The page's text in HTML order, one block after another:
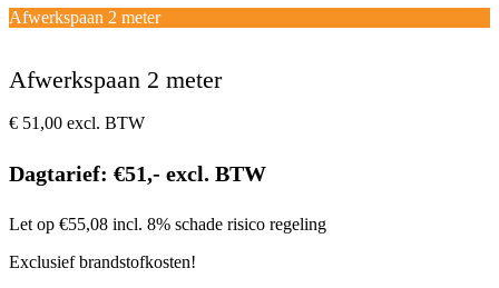
mobile
menu
mobile
menu
Winkelwagen
Afwerkspaan 2 meter
Afwerkspaan 2 meter
€ 51,00 excl. BTW
Dagtarief: €51,- excl. BTW
Let op €55,08 incl. 8% schade risico regeling
Exclusief brandstofkosten!